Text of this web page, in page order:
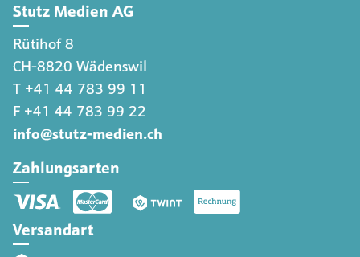
Stutz Medien AG
Rütihof 8
CH-8820 Wädenswil
T +41 44 783 99 11
F +41 44 783 99 22
info@stutz-medien.ch
Zahlungsarten
Versandart